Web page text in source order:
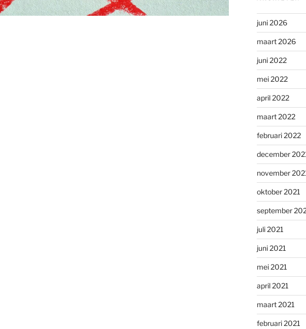
juni 2026
maart 2026
juni 2022
mei 2022
april 2022
maart 2022
februari 2022
december
november
oktober 2021
september
juli 2021
juni 2021
mei 2021
april 2021
maart 2021
februari 2021